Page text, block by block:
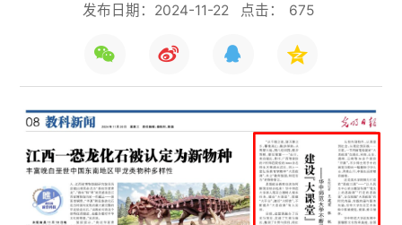
发布日期：2024-11-22 点击： 675